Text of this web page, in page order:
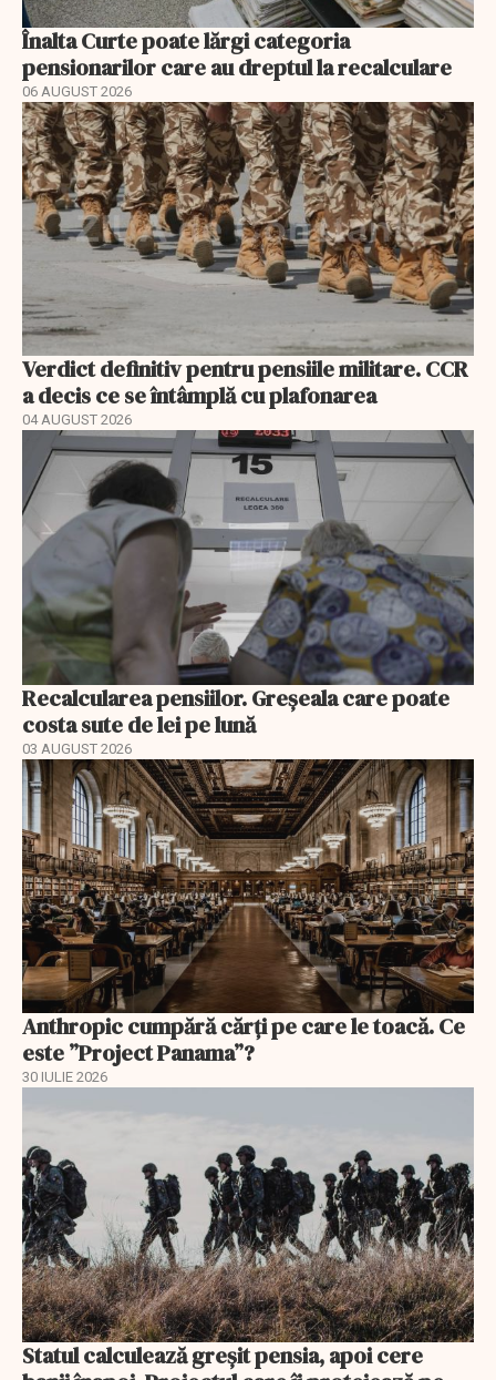
Înalta Curte poate lărgi categoria
pensionarilor care au dreptul la recalculare
06 AUGUST 2026
Verdict definitiv pentru pensiile militare. CCR
a decis ce se întâmplă cu plafonarea
04 AUGUST 2026
Recalcularea pensiilor. Greșeala care poate
costa sute de lei pe lună
03 AUGUST 2026
Anthropic cumpără cărți pe care le toacă. Ce
este ”Project Panama”?
30 IULIE 2026
Statul calculează greșit pensia, apoi cere